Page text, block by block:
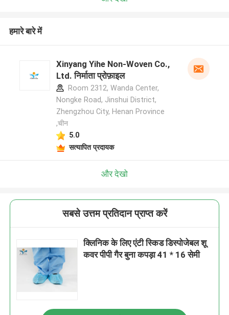
हमारे बारे में
Xinyang Yihe Non-Woven Co.,
Ltd. निर्माता प्रोफ़ाइल
Room 2312, Wanda Center,
Nongke Road, Jinshui District,
Zhengzhou City, Henan Province
,चीन
5.0
सत्यापित प्रदायक
और देखो
सबसे उत्तम प्रतिदान प्राप्त करें
क्लिनिक के लिए एंटी स्किड डिस्पोजेबल शू
कवर पीपी गैर बुना कपड़ा 41 * 16 सेमी